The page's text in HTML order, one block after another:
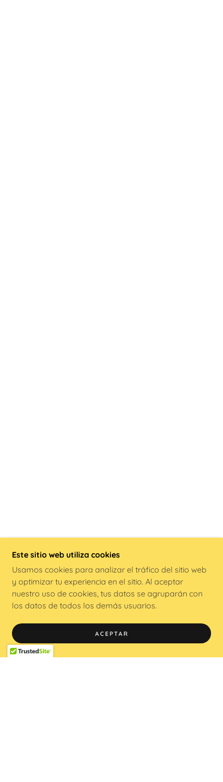
Este sitio web utiliza cookies
Usamos cookies para analizar el tráfico del sitio web
y optimizar tu experiencia en el sitio. Al aceptar
nuestro uso de cookies, tus datos se agruparán con
los datos de todos los demás usuarios.
ACEPTAR